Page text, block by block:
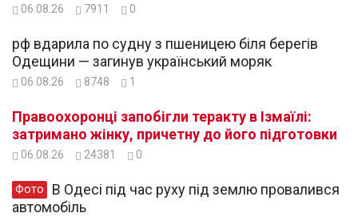
06.08.26 7911 0
рф вдарила по судну з пшеницею біля берегів
Одещини — загинув український моряк
06.08.26 8748 1
Правоохоронці запобігли теракту в Ізмаїлі:
затримано жінку, причетну до його підготовки
06.08.26 24381 0
Фото
автомобіль